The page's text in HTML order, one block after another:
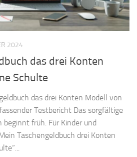
2024
das drei Konten
Schulte
das drei Konten Modell von
Testbericht Das sorgfältige
früh. Für Kinder und
Taschengeldbuch drei Konten